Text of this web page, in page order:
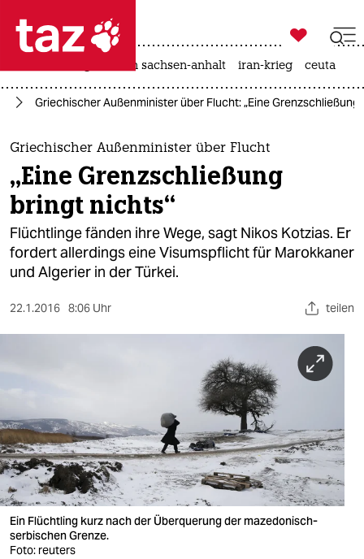
 taz zahl ich
taz zahl ich
themen
politik
öko
gesellschaft
sport
wahrheit
verlag
verlag
veranstaltungen

taz zahl ich
landtagswahl in sachsen-anhalt iran-krieg ceuta
Griechischer Außenminister über Flucht: „Eine Grenzschließung
Griechischer Außenminister über Flucht
„Eine Grenzschließung
bringt nichts“
Flüchtlinge fänden ihre Wege, sagt Nikos Kotzias. Er
fordert allerdings eine Visumspflicht für Marokkaner
und Algerier in der Türkei.
22.1.2016 8:06 Uhr teilen
Ein Flüchtling kurz nach der Überquerung der mazedonisch-
serbischen Grenze.
Foto: reuters